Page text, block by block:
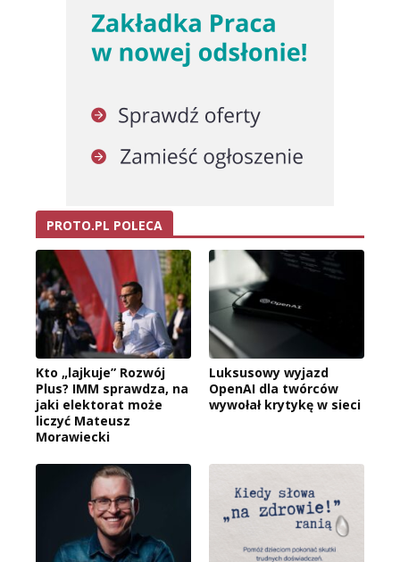
PROTO.PL POLECA
Kto „lajkuje” Rozwój
Plus? IMM sprawdza, na
jaki elektorat może
liczyć Mateusz
Morawiecki
Luksusowy wyjazd
OpenAI dla twórców
wywołał krytykę w sieci